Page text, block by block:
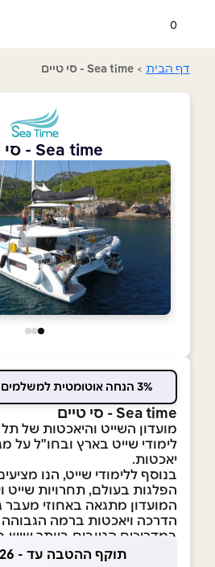
0
דף הבית > Sea time - סי טיים
Sea time - סי טיים
3% הנחה אוטומטית למשלמים בכרטיס המועדון
Sea time - סי טיים
מועדון השייט והיאכטות של
לימודי שייט בארץ ובחו"ל על
יאכטות.
בנוסף ללימודי שייט, הנו
הפלגות בעולם, תחרויות שייט
המועדון מתגאה באחוזי מעבר
הדרכה ויאכטות ברמה הגבוהה
במדריכים הטובים ביותר שיש
תוקף ההטבה עד - 08.09.2026